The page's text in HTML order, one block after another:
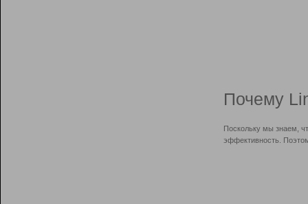
Почему
Поскольку мы знаем,
эффективность.